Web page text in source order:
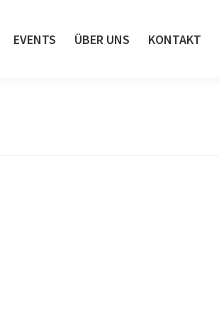
EVENTS ÜBER UNS KONTAKT